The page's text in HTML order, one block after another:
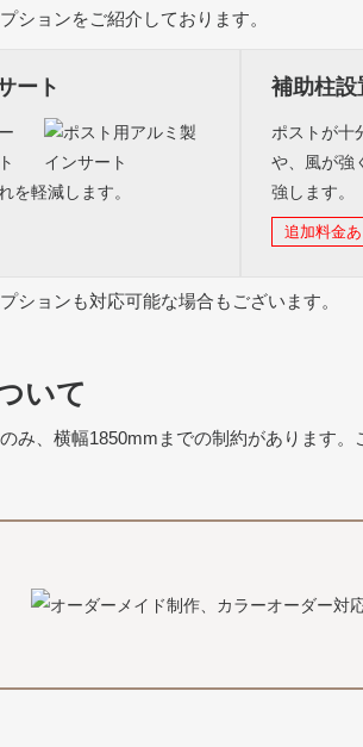
ションをご紹介しております。
ート
を軽減します。
補助柱設
ポストが十
や、風が強
強します。
追加料金あ
ションも対応可能な場合もございます。
いて
み、横幅1850mmまでの制約があります